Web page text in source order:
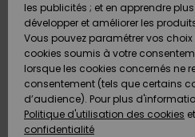
Snow
Nouveautés
Snow
Nouveautés
A
Découvrir
OUTLET
AIDE &
CONTACT
Cadeau
Quiksilver
Freedom
Protection
des
MAGASINS
les publicités ; et en apprendre
développer et améliorer les
Vous pouvez paramétrer vos
cookies soumis à votre
lorsque les cookies concernés ne
consentement (tels que certains
d’audience). Pour plus
Politique d'utilisation des cookies et
confidentialité